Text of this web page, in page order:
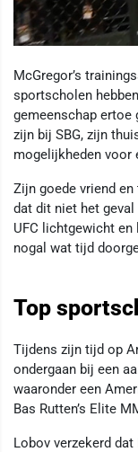
McGregor’s
sportscholen
gemeenschap ertoe
zijn bij SBG, zijn
mogelijkheden voor
Zijn goede vriend
dat dit niet het
UFC lichtgewicht
nogal wat tijd
Top
Tijdens zijn tijd op
ondergaan bij een
waaronder een
Bas Rutten’s Elite
Lobov verzekerd